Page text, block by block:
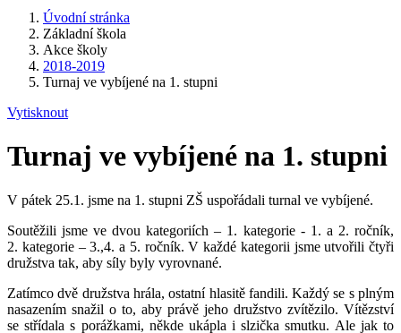
Úvodní stránka
Základní škola
Akce školy
2018-2019
Turnaj ve vybíjené na 1. stupni
Vytisknout
Turnaj ve vybíjené na 1. stupni
V pátek 25.1. jsme na 1. stupni ZŠ uspořádali turnal ve vybíjené.
Soutěžili jsme ve dvou kategoriích – 1. kategorie - 1. a 2. ročník,
2. kategorie – 3.,4. a 5. ročník. V každé kategorii jsme utvořili čtyři
družstva tak, aby síly byly vyrovnané.
Zatímco dvě družstva hrála, ostatní hlasitě fandili. Každý se s plným
nasazením snažil o to, aby právě jeho družstvo zvítězilo. Vítězství
se střídala s porážkami, někde ukápla i slzička smutku. Ale jak to